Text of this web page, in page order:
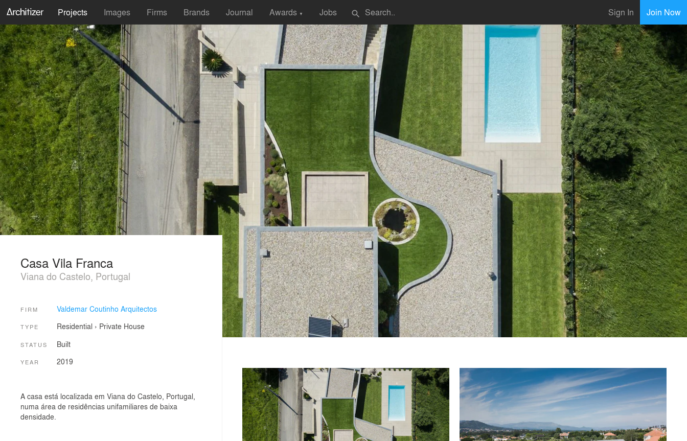
Projects Images Firms Brands Journal Awards ▼ Jobs search Sign In Join Now
Casa Vila Franca
Viana do Castelo, Portugal
FIRM Valdemar Coutinho Arquitectos
TYPE Residential › Private House
STATUS Built
YEAR 2019
A casa está localizada em Viana do Castelo, Portugal,
numa área de residências unifamiliares de baixa
densidade.